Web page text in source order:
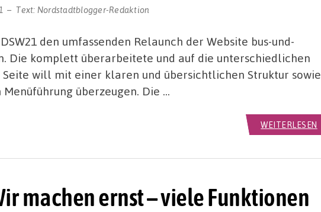
Text: Nordstadtblogger-Redaktion
den umfassenden Relaunch der Website bus-und-
Die komplett überarbeitete und auf die unterschiedlichen
Seite will mit einer klaren und übersichtlichen Struktur sowie
überzeugen. Die …
WEITERLESEN
machen ernst – viele Funktionen